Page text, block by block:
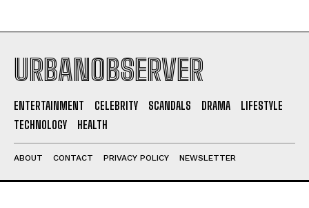
I've read and accept the
URBANOBSERVER
ENTERTAINMENT CELEBRITY SCANDALS DRAMA
LIFESTYLE
TECHNOLOGY
HEALTH
ABOUT CONTACT PRIVACY POLICY NEWSLETTER